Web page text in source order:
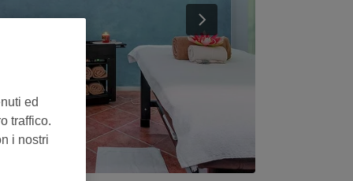
ed
traffico.
i nostri